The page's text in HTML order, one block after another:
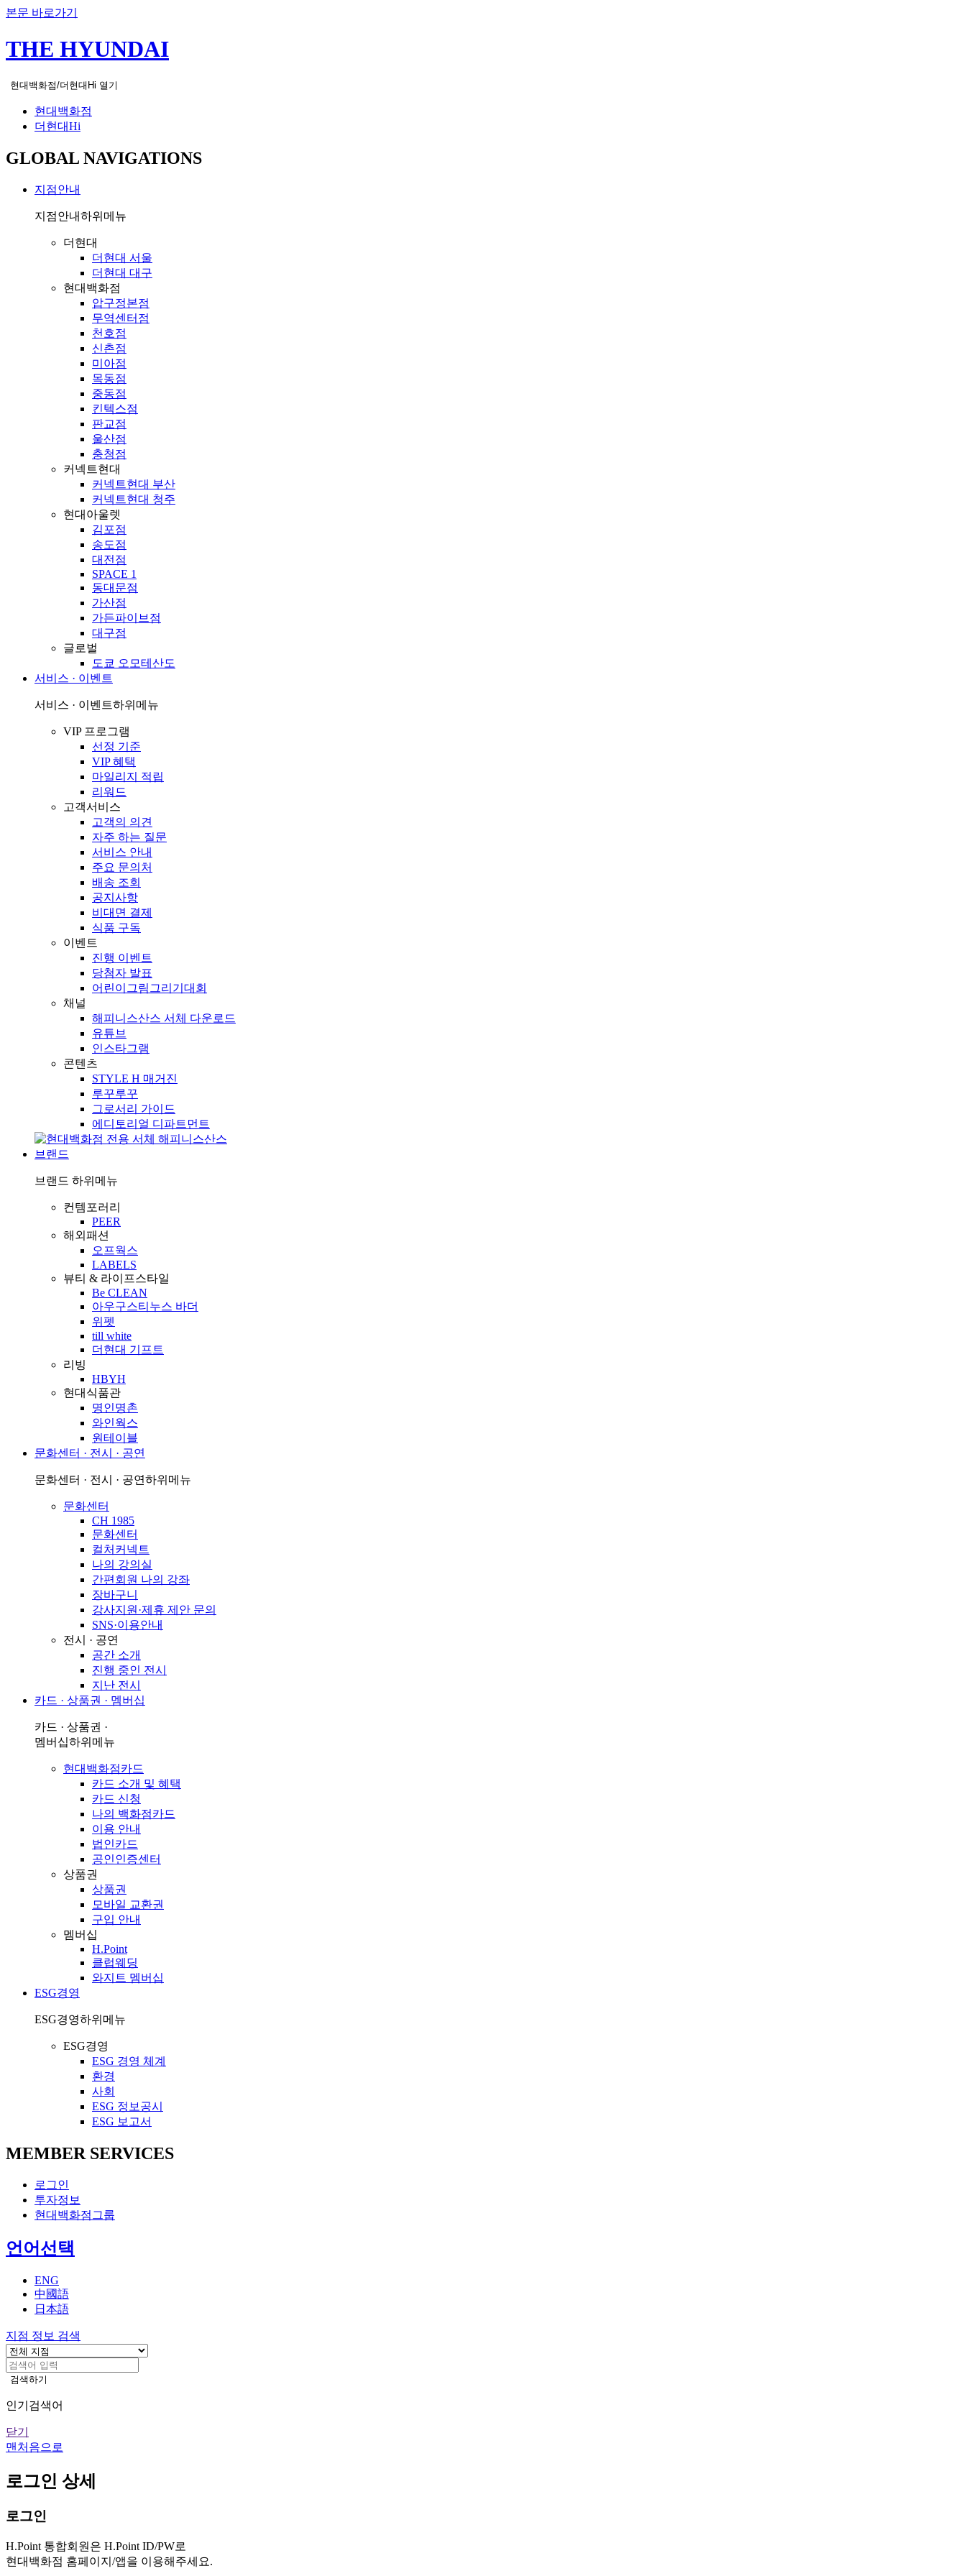
본문 바로가기
THE HYUNDAI
현대백화점/더현대Hi 열기
현대백화점
더현대Hi
GLOBAL NAVIGATIONS
지점안내
지점안내하위메뉴
더현대
더현대 서울
더현대 대구
현대백화점
압구정본점
무역센터점
천호점
신촌점
미아점
목동점
중동점
킨텍스점
판교점
울산점
충청점
커넥트현대
커넥트현대 부산
커넥트현대 청주
현대아울렛
김포점
송도점
대전점
SPACE 1
동대문점
가산점
가든파이브점
대구점
글로벌
도쿄 오모테산도
서비스 · 이벤트
서비스 · 이벤트하위메뉴
VIP 프로그램
선정 기준
VIP 혜택
마일리지 적립
리워드
고객서비스
고객의 의견
자주 하는 질문
서비스 안내
주요 문의처
배송 조회
공지사항
비대면 결제
식품 구독
이벤트
진행 이벤트
당첨자 발표
어린이그림그리기대회
채널
해피니스산스 서체 다운로드
유튜브
인스타그램
콘텐츠
STYLE H 매거진
루꾸루꾸
그로서리 가이드
에디토리얼 디파트먼트
브랜드
브랜드 하위메뉴
컨템포러리
PEER
해외패션
오프웍스
LABELS
뷰티 & 라이프스타일
Be CLEAN
아우구스티누스 바더
위펫
till white
더현대 기프트
리빙
HBYH
현대식품관
명인명촌
와인웍스
원테이블
문화센터 · 전시 · 공연
문화센터 · 전시 · 공연하위메뉴
문화센터
CH 1985
문화센터
컬처커넥트
나의 강의실
간편회원 나의 강좌
장바구니
강사지원·제휴 제안 문의
SNS·이용안내
전시 · 공연
공간 소개
진행 중인 전시
지난 전시
카드 · 상품권 · 멤버십
카드 · 상품권 ·
멤버십하위메뉴
현대백화점카드
카드 소개 및 혜택
카드 신청
나의 백화점카드
이용 안내
법인카드
공인인증센터
상품권
상품권
모바일 교환권
구입 안내
멤버십
H.Point
클럽웨딩
와지트 멤버십
ESG경영
ESG경영하위메뉴
ESG경영
ESG 경영 체계
환경
사회
ESG 정보공시
ESG 보고서
MEMBER SERVICES
로그인
투자정보
현대백화점그룹
언어선택
ENG
中國語
日本語
지점 정보 검색
검색하기
인기검색어
닫기
맨처음으로
로그인 상세
로그인
H.Point 통합회원은 H.Point ID/PW로
현대백화점 홈페이지/앱을 이용해주세요.